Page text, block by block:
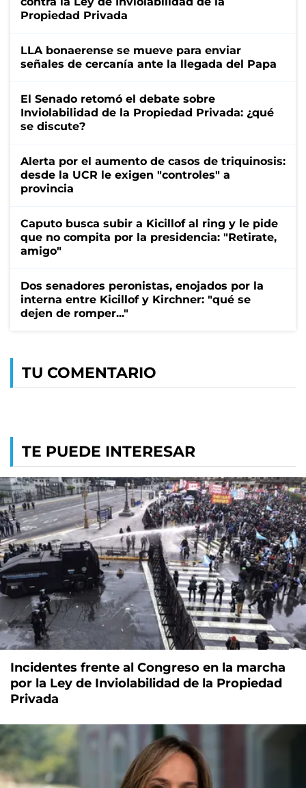
Propiedad Privada
LLA bonaerense se mueve para enviar
señales de cercanía ante la llegada del Papa
El Senado retomó el debate sobre
Inviolabilidad de la Propiedad Privada: ¿qué
se discute?
Alerta por el aumento de casos de triquinosis:
desde la UCR le exigen "controles" a
provincia
Caputo busca subir a Kicillof al ring y le pide
que no compita por la presidencia: "Retirate,
amigo"
Dos senadores peronistas, enojados por la
interna entre Kicillof y Kirchner: "qué se
dejen de romper..."
TU COMENTARIO
TE PUEDE INTERESAR
Incidentes frente al Congreso en la marcha
por la Ley de Inviolabilidad de la Propiedad
Privada